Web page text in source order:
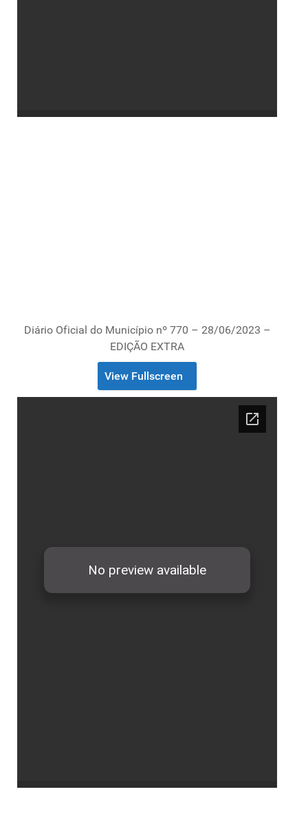
Diário Oficial do Município nº 770 – 28/06/2023 –
EDIÇÃO EXTRA
View Fullscreen